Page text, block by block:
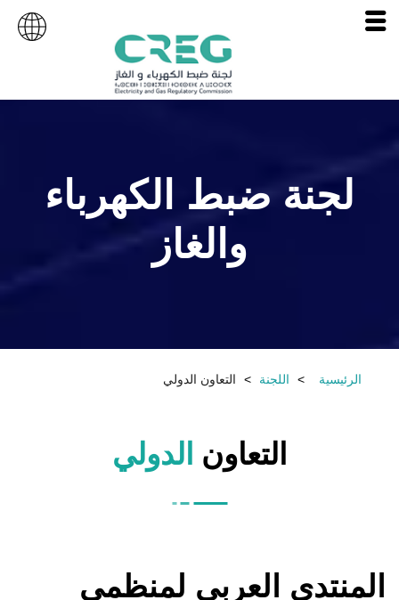
لجنة ضبط الكهرباء
والغاز
الرئيسية اللجنة التعاون الدولي
التعاون الدولي
المنتدى العربي لمنظمي